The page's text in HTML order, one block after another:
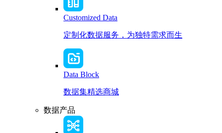
Customized Data
定制化数据服务，为独特需求而生
Data Block
数据集精选商城
数据产品